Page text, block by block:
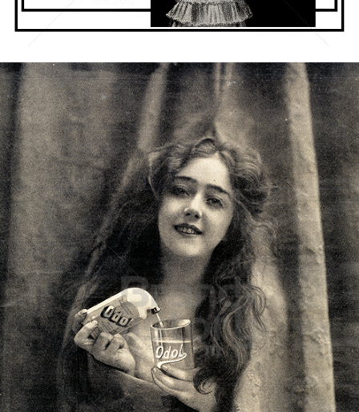
Bild-ID: 42671
Odol GlaxoSmithKline Markenartikel GmbH 1908